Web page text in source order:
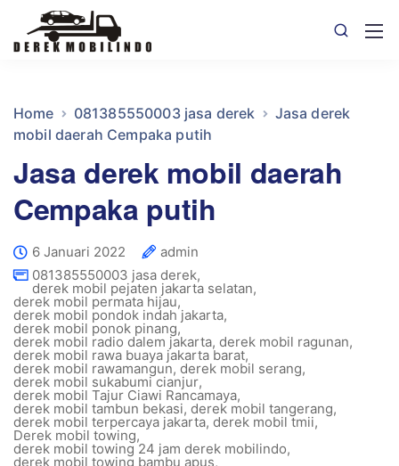
Home 081385550003 jasa derek
Jasa derek
mobil daerah Cempaka putih
Jasa derek mobil daerah
Cempaka putih
6 Januari 2022
admin
081385550003 jasa derek,
derek mobil pejaten jakarta selatan,
derek mobil permata hijau,
derek mobil pondok indah jakarta,
derek mobil ponok pinang,
derek mobil radio dalem jakarta, derek mobil ragunan,
derek mobil rawa buaya jakarta barat,
derek mobil rawamangun, derek mobil serang,
derek mobil sukabumi cianjur,
derek mobil Tajur Ciawi Rancamaya,
derek mobil tambun bekasi, derek mobil tangerang,
derek mobil terpercaya jakarta, derek mobil tmii,
Derek mobil towing,
derek mobil towing 24 jam derek mobilindo,
derek mobil towing bambu apus,